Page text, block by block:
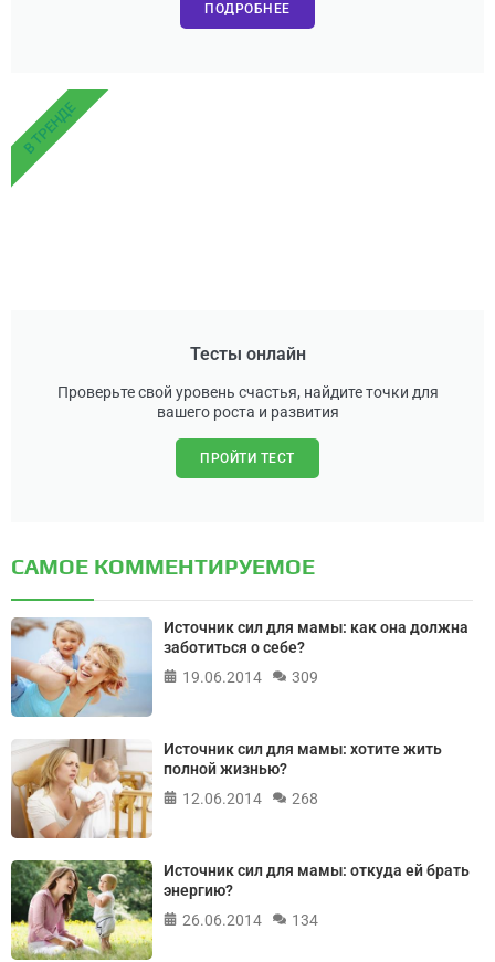
ПОДРОБНЕЕ
Тесты онлайн
Проверьте свой уровень счастья, найдите точки для
вашего роста и развития
ПРОЙТИ ТЕСТ
В ТРЕНДЕ
САМОЕ КОММЕНТИРУЕМОЕ
Источник сил для мамы: как она должна
заботиться о себе?
19.06.2014
309
Источник сил для мамы: хотите жить
полной жизнью?
12.06.2014
268
Источник сил для мамы: откуда ей брать
энергию?
26.06.2014
134